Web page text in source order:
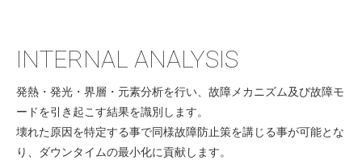
INTERNAL ANALYSIS
発熱・発光・界層・元素分析を行い、故障メカニズム及び故障モ
ードを引き起こす結果を識別します。
壊れた原因を特定する事で同様故障防止策を講じる事が可能とな
り、ダウンタイムの最小化に貢献します。